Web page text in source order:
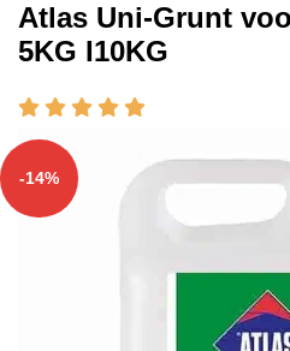
Atlas Uni-Grunt
5KG I10KG
-14%